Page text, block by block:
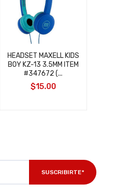
HEADSET MAXELL KIDS
BOY KZ-13 3.5MM ITEM
#347672 (...
$15.00
SUSCRIBIRTE*